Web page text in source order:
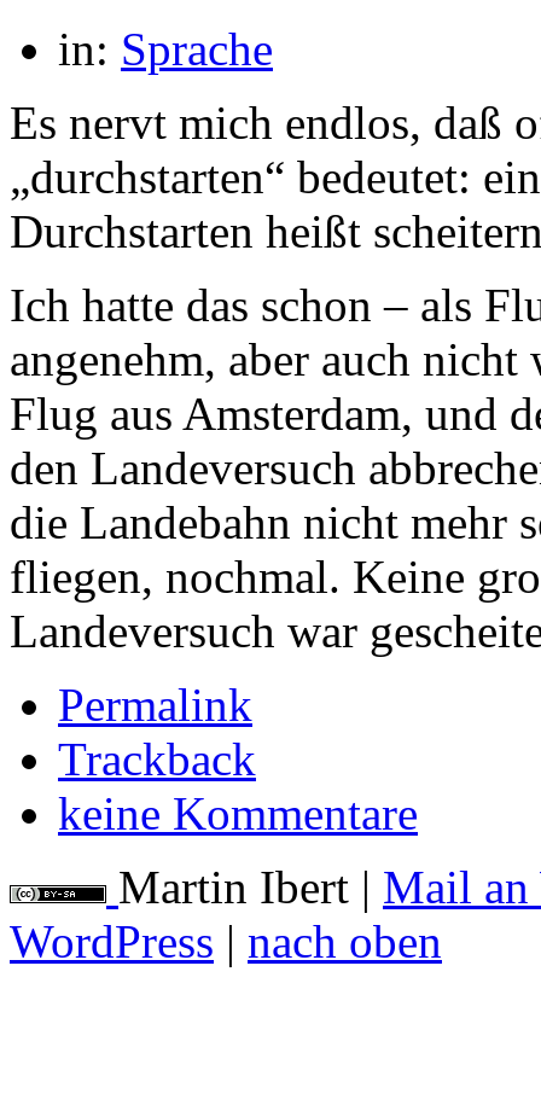
in: Sprache
Es nervt mich endlos, daß
„durchstarten“ bedeutet:
Durchstarten heißt
Ich hatte das schon – als
angenehm, aber auch
Flug aus Amsterdam, und
den Landeversuch
die Landebahn nicht mehr
fliegen, nochmal. Keine
Landeversuch war
Permalink
Trackback
keine Kommentare
Martin Ibert | Mail an
WordPress | nach oben